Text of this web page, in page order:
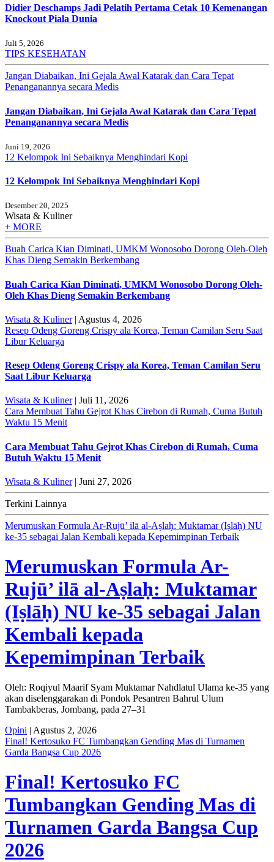
Didier Deschamps Jadi Pelatih Pertama Cetak 10 Kemenangan
Knockout Piala Dunia
Juli 5, 2026
TIPS KESEHATAN
Jangan Diabaikan, Ini Gejala Awal Katarak dan Cara Tepat
Penanganannya secara Medis
Jangan Diabaikan, Ini Gejala Awal Katarak dan Cara Tepat
Penanganannya secara Medis
Juni 19, 2026
12 Kelompok Ini Sebaiknya Menghindari Kopi
12 Kelompok Ini Sebaiknya Menghindari Kopi
Desember 20, 2025
Wisata & Kuliner
+ MORE
Buah Carica Kian Diminati, UMKM Wonosobo Dorong Oleh-Oleh
Khas Dieng Semakin Berkembang
Buah Carica Kian Diminati, UMKM Wonosobo Dorong Oleh-
Oleh Khas Dieng Semakin Berkembang
Wisata & Kuliner| Agustus 4, 2026
Resep Odeng Goreng Crispy ala Korea, Teman Camilan Seru Saat
Libur Keluarga
Resep Odeng Goreng Crispy ala Korea, Teman Camilan Seru
Saat Libur Keluarga
Wisata & Kuliner| Juli 11, 2026
Cara Membuat Tahu Gejrot Khas Cirebon di Rumah, Cuma Butuh
Waktu 15 Menit
Cara Membuat Tahu Gejrot Khas Cirebon di Rumah, Cuma
Butuh Waktu 15 Menit
Wisata & Kuliner| Juni 27, 2026
Terkini Lainnya
Merumuskan Formula Ar-Rujū’ ilā al-Aṣlaḥ: Muktamar (Iṣlāḥ) NU
ke-35 sebagai Jalan Kembali kepada Kepemimpinan Terbaik
Merumuskan Formula Ar-
Rujū’ ilā al-Aṣlaḥ: Muktamar
(Iṣlāḥ) NU ke-35 sebagai Jalan
Kembali kepada
Kepemimpinan Terbaik
Oleh: Roqiyul Maarif Syam Muktamar Nahdlatul Ulama ke-35 yang
akan diselenggarakan di Pondok Pesantren Bahrul Ulum
Tambakberas, Jombang, pada 27–31
Opini | Agustus 2, 2026
Final! Kertosuko FC Tumbangkan Gending Mas di Turnamen
Garda Bangsa Cup 2026
Final! Kertosuko FC
Tumbangkan Gending Mas di
Turnamen Garda Bangsa Cup
2026